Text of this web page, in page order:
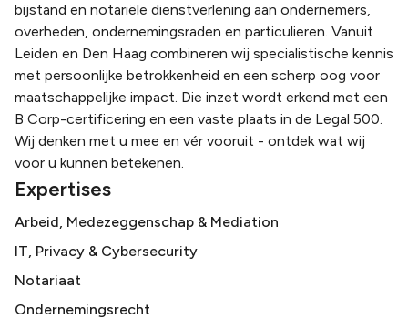
bijstand en notariële dienstverlening aan ondernemers,
overheden, ondernemingsraden en particulieren. Vanuit
Leiden en Den Haag combineren wij specialistische kennis
met persoonlijke betrokkenheid en een scherp oog voor
maatschappelijke impact. Die inzet wordt erkend met een
B Corp-certificering en een vaste plaats in de Legal 500.
Wij denken met u mee en vér vooruit - ontdek wat wij
voor u kunnen betekenen.
Expertises
Arbeid, Medezeggenschap & Mediation
IT, Privacy & Cybersecurity
Notariaat
Ondernemingsrecht